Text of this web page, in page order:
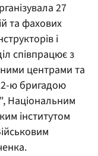
27
та фахових
і
співпрацює з
центрами та
ю бригадою
Національним
інститутом